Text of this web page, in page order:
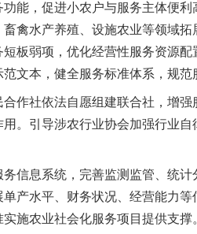
能，促进小农户与服务主体便利
禽水产养殖、设施农业等领域拓
板弱项，优化经营性服务资源配
文本，健全服务标准体系，规范
作社依法自愿组建联合社，增强
。引导涉农行业协会加强行业自
信息系统，完善监测监管、统计
产水平、财务状况、经营能力等
施农业社会化服务项目提供支撑